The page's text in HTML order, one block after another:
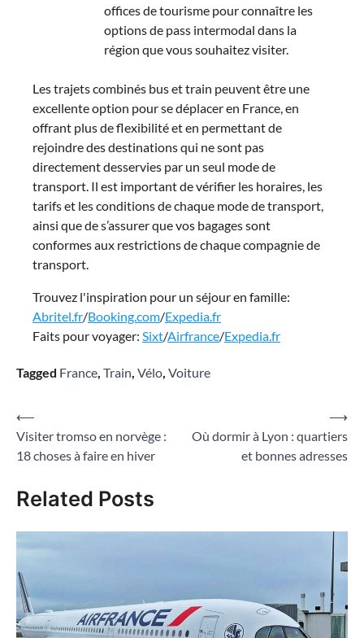
offices de tourisme pour connaître les
options de pass intermodal dans la
région que vous souhaitez visiter.
Les trajets combinés bus et train peuvent être une
excellente option pour se déplacer en France, en
offrant plus de flexibilité et en permettant de
rejoindre des destinations qui ne sont pas
directement desservies par un seul mode de
transport. Il est important de vérifier les horaires, les
tarifs et les conditions de chaque mode de transport,
ainsi que de s’assurer que vos bagages sont
conformes aux restrictions de chaque compagnie de
transport.
Trouvez l'inspiration pour un séjour en famille:
Abritel.fr/Booking.com/Expedia.fr
Faits pour voyager: Sixt/Airfrance/Expedia.fr
Tagged France, Train, Vélo, Voiture
Navigation
de
⟵
Visiter tromso en norvège :
18 choses à faire en hiver
Où dormir à Lyon : quartiers
et bonnes adresses
⟶
Related Posts